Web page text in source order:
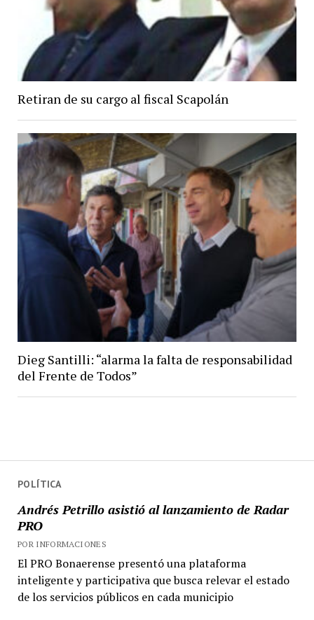
POLÍTICA
Andrés Petrillo asistió al lanzamiento de Radar
PRO
POR INFORMACIONES
El PRO Bonaerense presentó una plataforma
inteligente y participativa que busca relevar el estado
de los servicios públicos en cada municipio
Retiran de su cargo al fiscal Scapolán
Dieg Santilli: “alarma la falta de responsabilidad
del Frente de Todos”